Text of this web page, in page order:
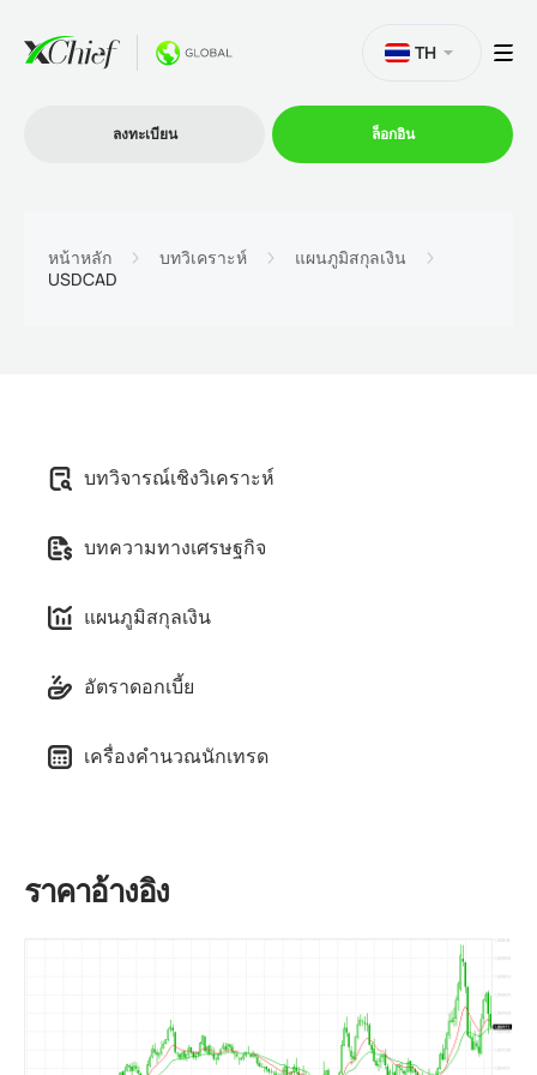
โปรแกรมพันธมิตร
TH
ลงทะเบียน ล็อกอิน
หน้าหลัก บทวิเคราะห์
แผนภูมิสกุลเงิน
USDCAD
บทวิจารณ์เชิงวิเคราะห์
บทความทางเศรษฐกิจ
แผนภูมิสกุลเงิน
อัตราดอกเบี้ย
เครื่องคำนวณนักเทรด
ราคาอ้างอิง